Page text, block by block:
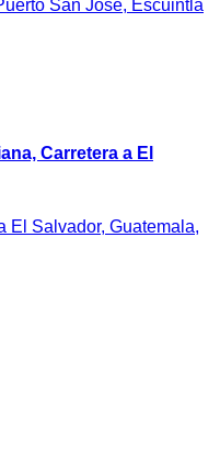
San José, Escuintla
Carretera a El
El Salvador, Guatemala,